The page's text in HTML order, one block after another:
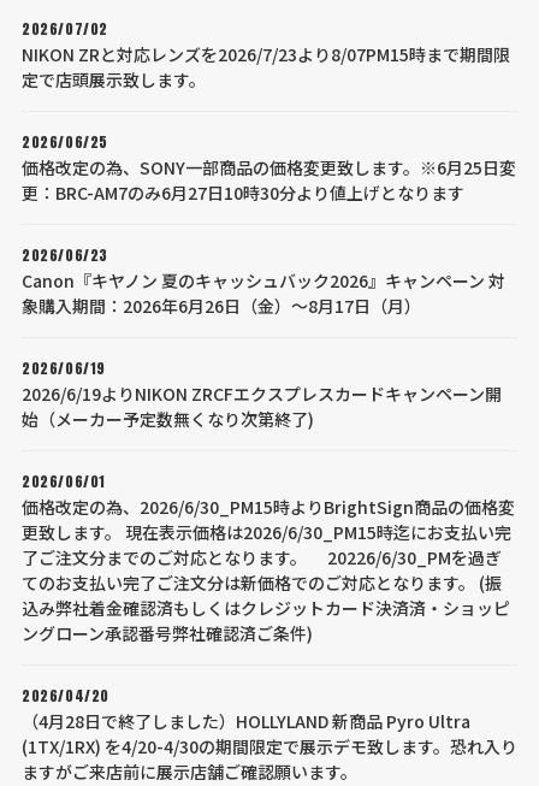
2026/07/02
NIKON ZRと対応レンズを2026/7/23より8/07PM15時まで期間限
定で店頭展示致します。
2026/06/25
価格改定の為、SONY一部商品の価格変更致します。※6月25日変
更：BRC-AM7のみ6月27日10時30分より値上げとなります
2026/06/23
Canon『キヤノン 夏のキャッシュバック2026』キャンペーン 対
象購入期間：2026年6月26日（金）～8月17日（月）
2026/06/19
2026/6/19よりNIKON ZRCFエクスプレスカードキャンペーン開
始（メーカー予定数無くなり次第終了)
2026/06/01
価格改定の為、2026/6/30_PM15時よりBrightSign商品の価格変
更致します。 現在表示価格は2026/6/30_PM15時迄にお支払い完
了ご注文分までのご対応となります。 20226/6/30_PMを過ぎ
てのお支払い完了ご注文分は新価格でのご対応となります。 (振
込み弊社着金確認済もしくはクレジットカード決済済・ショッピ
ングローン承認番号弊社確認済ご条件)
2026/04/20
（4月28日で終了しました）HOLLYLAND 新商品 Pyro Ultra
(1TX/1RX) を4/20-4/30の期間限定で展示デモ致します。恐れ入り
ますがご来店前に展示店舗ご確認願います。